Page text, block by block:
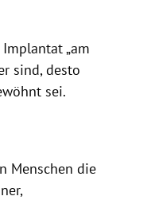
„am
sind, desto
sei.
Menschen die